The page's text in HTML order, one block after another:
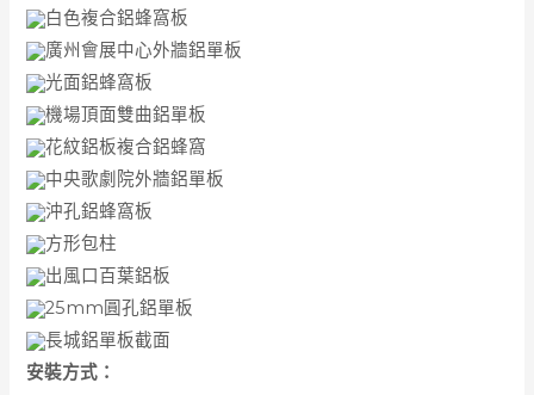
白色複合鋁蜂窩板
廣州會展中心外牆鋁單板
光面鋁蜂窩板
機場頂面雙曲鋁單板
花紋鋁板複合鋁蜂窩
中央歌劇院外牆鋁單板
沖孔鋁蜂窩板
方形包柱
出風口百葉鋁板
25mm圓孔鋁單板
長城鋁單板截面
安裝方式：